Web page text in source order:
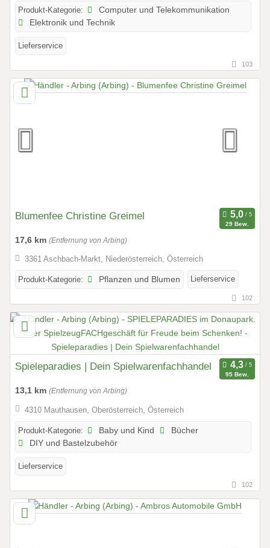
Produkt-Kategorie:
Computer und Telekommunikation
Elektronik und Technik
Lieferservice
103
Blumenfee Christine Greimel
29 Bew.
17,6 km (Entfernung von Arbing)
3361 Aschbach-Markt, Niederösterreich, Österreich
Produkt-Kategorie: Pflanzen und Blumen Lieferservice
102
Spieleparadies | Dein Spielwarenfachhandel
95 Bew.
13,1 km (Entfernung von Arbing)
4310 Mauthausen, Oberösterreich, Österreich
Produkt-Kategorie: Baby und Kind
Bücher
DIY und Bastelzubehör
Lieferservice
102